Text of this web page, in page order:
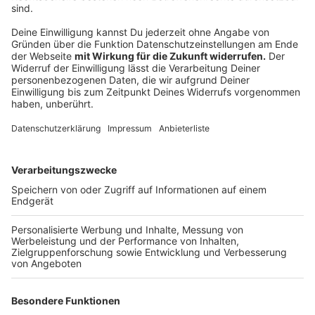
Anzeige
©privat
Fidi mit ihrem Hund. Sie macht professionelles
Mittlerweile hat Fidi schon über 30 "Housesits"
ausgepackt hat, auch sehr schnell heimisch in dem
fremden Haus. Einmal machte ihnen aber ein Hund ein
paar Probleme. Weshalb genau, das sagt sie euch hier:
Anzeige